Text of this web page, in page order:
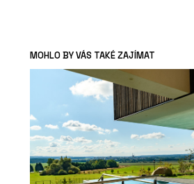
MOHLO BY VÁS TAKÉ ZAJÍMAT